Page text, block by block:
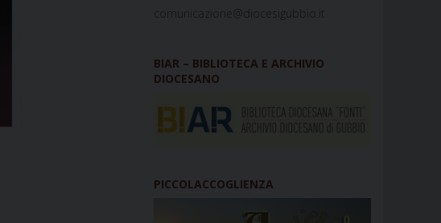
comunicazione@diocesigubbio.it
BIAR – BIBLIOTECA E ARCHIVIO
DIOCESANO
PICCOLACCOGLIENZA